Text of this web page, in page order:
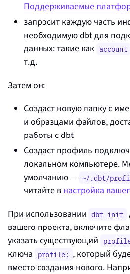
Поддерживаемые
запросит каждую часть
необходимую dbt для
данных: такие как account
т.д.
Затем он:
Создаст новую папку с
и образцами файлов,
работы с dbt
Создаст профиль
локальном компьютере.
умолчанию — ~/.dbt/
читайте в настройка
При использовании dbt init
вашего проекта, включите
указать существующий
ключа profile: , который
вместо создания нового.